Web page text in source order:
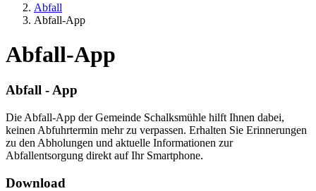
Abfall
Abfall-App
Abfall-App
Abfall - App
Die Abfall-App der Gemeinde Schalksmühle hilft Ihnen dabei,
keinen Abfuhrtermin mehr zu verpassen. Erhalten Sie Erinnerungen
zu den Abholungen und aktuelle Informationen zur
Abfallentsorgung direkt auf Ihr Smartphone.
Download